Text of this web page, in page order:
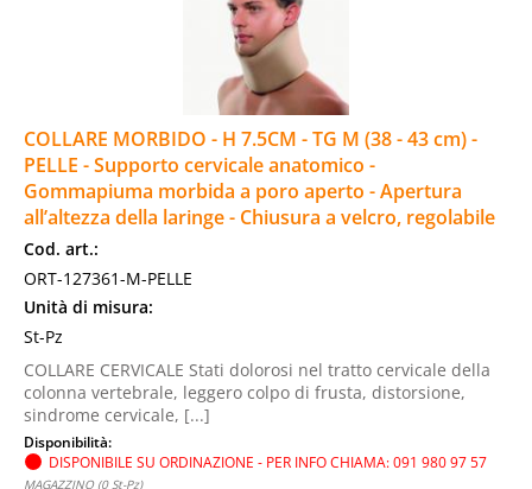
COLLARE MORBIDO - H 7.5CM - TG M (38 - 43 cm) -
PELLE - Supporto cervicale anatomico -
Gommapiuma morbida a poro aperto - Apertura
all’altezza della laringe - Chiusura a velcro, regolabile
Cod. art.:
ORT-127361-M-PELLE
Unità di misura:
St-Pz
COLLARE CERVICALE Stati dolorosi nel tratto cervicale della
colonna vertebrale, leggero colpo di frusta, distorsione,
sindrome cervicale, [...]
Disponibilità:
DISPONIBILE SU ORDINAZIONE - PER INFO CHIAMA: 091 980 97 57
MAGAZZINO (0 St-Pz)